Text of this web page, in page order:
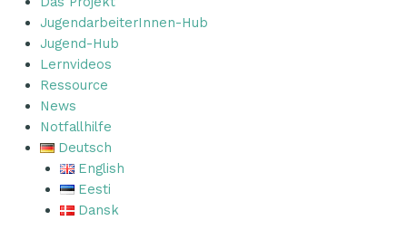
JugendarbeiterInnen-Hub
Jugend-Hub
Lernvideos
Ressource
News
Notfallhilfe
Deutsch
English
Eesti
Dansk